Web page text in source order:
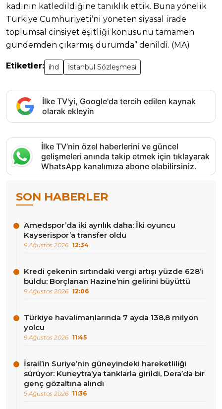
kadının katledildiğine tanıklık ettik. Buna yönelik
Türkiye Cumhuriyeti’ni yöneten siyasal irade
toplumsal cinsiyet eşitliği konusunu tamamen
gündemden çıkarmış durumda” denildi. (MA)
Etiketler: ihd İstanbul Sözleşmesi
İlke TV'yi, Google'da tercih edilen kaynak
olarak ekleyin
İlke TV’nin özel haberlerini ve güncel
gelişmeleri anında takip etmek için tıklayarak
WhatsApp kanalımıza abone olabilirsiniz.
SON HABERLER
Amedspor’da iki ayrılık daha: İki oyuncu
Kayserispor’a transfer oldu
9 Ağustos 2026 12:34
Kredi çekenin sırtındaki vergi artışı yüzde 628’i
buldu: Borçlanan Hazine’nin gelirini büyüttü
9 Ağustos 2026 12:06
Türkiye havalimanlarında 7 ayda 138,8 milyon
yolcu
9 Ağustos 2026 11:45
İsrail’in Suriye’nin güneyindeki hareketliliği
sürüyor: Kuneytra’ya tanklarla girildi, Dera’da bir
genç gözaltına alındı
9 Ağustos 2026 11:36